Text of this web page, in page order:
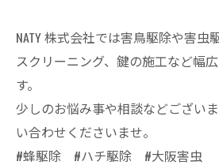
NATY 株式会社では害鳥駆除や害虫
スクリーニング、鍵の施工など幅
す。
少しのお悩み事や相談などござい
い合わせくださいませ。
#蜂駆除 #ハチ駆除 #大阪害虫